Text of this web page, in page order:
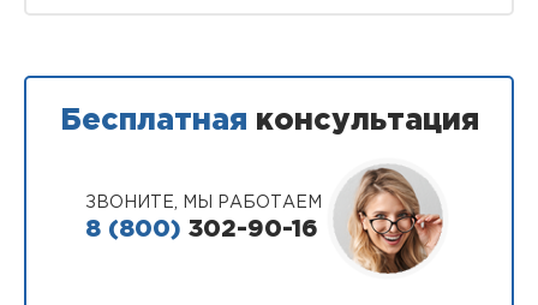
Бесплатная консультация
ЗВОНИТЕ, МЫ РАБОТАЕМ
8 (800) 302-90-16